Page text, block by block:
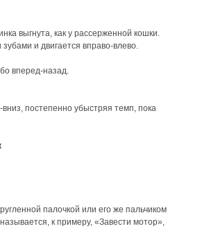
выгнута, как у рассерженной кошки.
и двигается вправо-влево.
вперед-назад.
постепенно убыстряя темп, пока
палочкой или его же пальчиком
к примеру, «Завести мотор»,